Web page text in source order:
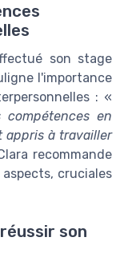
son stage
l'importance
: «
en
appris à travailler
recommande
cruciales
son